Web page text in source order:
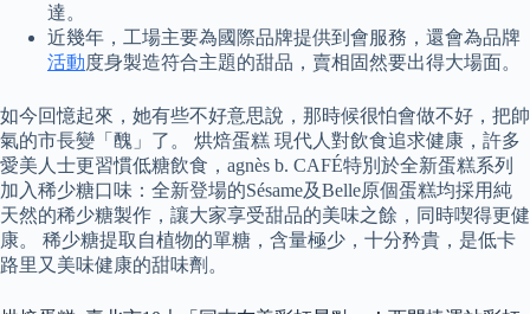
達。
近幾年，工場主要為國際品牌提供到會服務，還會為品牌
活動度身製造符合主題的甜品，賣相固然要出得大場面。
如今回憶起來，她有些不好意思說，那時候很怕會做不好，把帥
氣的市長變「醜」了。 烘焙蛋糕 現代人對飲食追求健康，許多
愛美人士更習慣低糖飲食，agnès b. CAFÉ特別於全新蛋糕系列
加入稀少糖口味：全新登場的Sésame及Belle原個蛋糕均採用純
天然的稀少糖製作，讓大家享受甜品的美味之餘，同時喫得更健
康。 稀少糖提取自植物的單糖，含量極少，十分矜貴，是低卡
路里又美味健康的甜味劑。